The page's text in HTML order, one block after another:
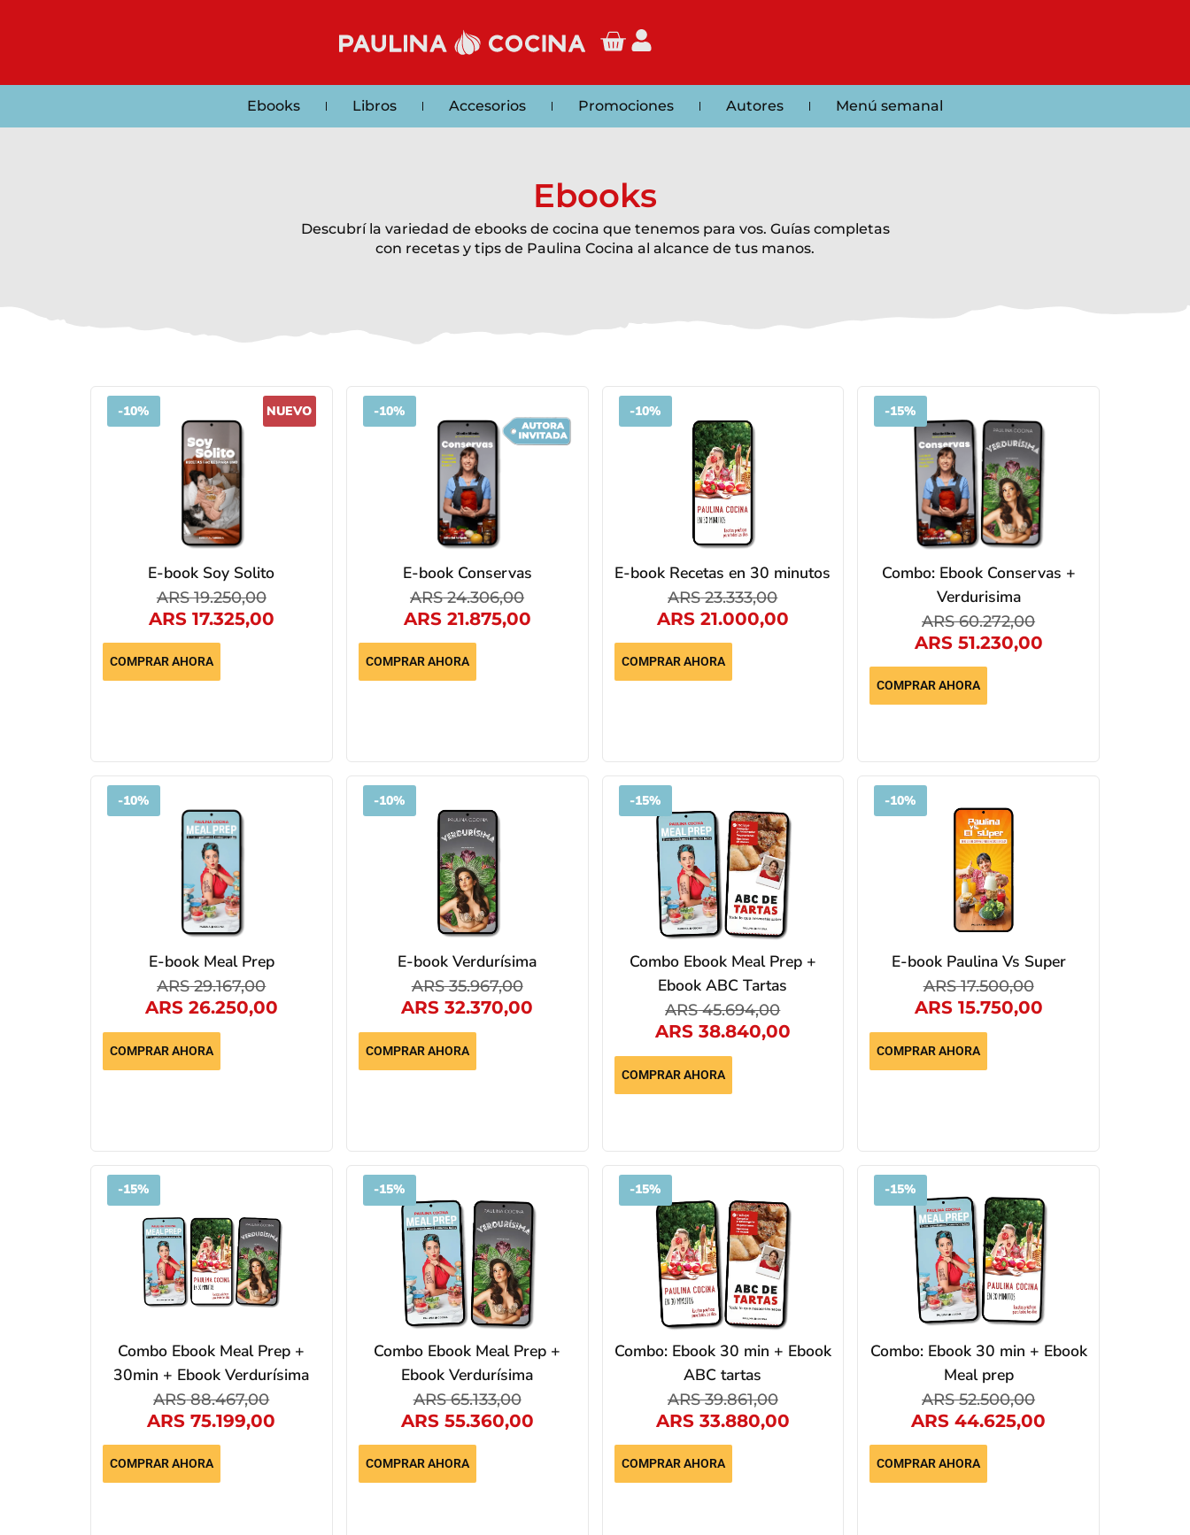
Ebooks Libros Accesorios Promociones Autores Menú semanal
Ebooks
Descubrí la variedad de ebooks de cocina que tenemos para vos. Guías completas
con recetas y tips de Paulina Cocina al alcance de tus manos.
-10% NUEVO
E-book Soy Solito
ARS19.250,00
ARS17.325,00
COMPRAR AHORA
-10%
E-book Conservas
ARS24.306,00
ARS21.875,00
COMPRAR AHORA
-10%
E-book Recetas en 30 minutos
ARS23.333,00
ARS21.000,00
COMPRAR AHORA
-15%
Combo: Ebook Conservas +
Verdurisima
ARS60.272,00
ARS51.230,00
COMPRAR AHORA
-10%
E-book Meal Prep
ARS29.167,00
ARS26.250,00
COMPRAR AHORA
-10%
E-book Verdurísima
ARS35.967,00
ARS 32.370,00
COMPRAR AHORA
-15%
Combo Ebook Meal Prep +
Ebook ABC Tartas
ARS45.694,00
ARS38.840,00
COMPRAR AHORA
-10%
E-book Paulina Vs Super
ARS17.500,00
ARS15.750,00
COMPRAR AHORA
-15%
Combo Ebook Meal Prep +
30min + Ebook Verdurísima
ARS88.467,00
ARS 75.199,00
COMPRAR AHORA
-15%
Combo Ebook Meal Prep +
Ebook Verdurísima
ARS65.133,00
ARS55.360,00
COMPRAR AHORA
-15%
Combo: Ebook 30 min + Ebook
ABC tartas
ARS39.861,00
ARS33.880,00
COMPRAR AHORA
-15%
Combo: Ebook 30 min + Ebook
Meal prep
ARS52.500,00
ARS 44.625,00
COMPRAR AHORA